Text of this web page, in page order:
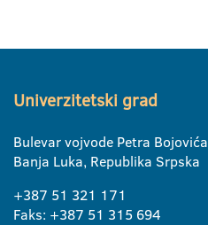
Univerzitetski grad
Bulevar vojvode Petra Bojovića
Banja Luka, Republika Srpska
+387 51 321 171
Faks: +387 51 315 694